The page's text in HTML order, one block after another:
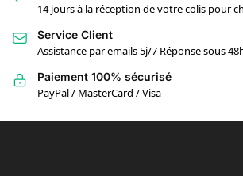
14 jours à la réception de votre colis pour
Service Client
Assistance par emails 5j/7 Réponse sous
Paiement 100% sécurisé
PayPal / MasterCard / Visa